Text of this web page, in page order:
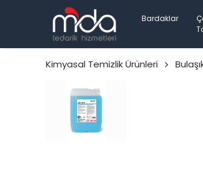
Bardaklar
Kimyasal Temizlik Ürünleri